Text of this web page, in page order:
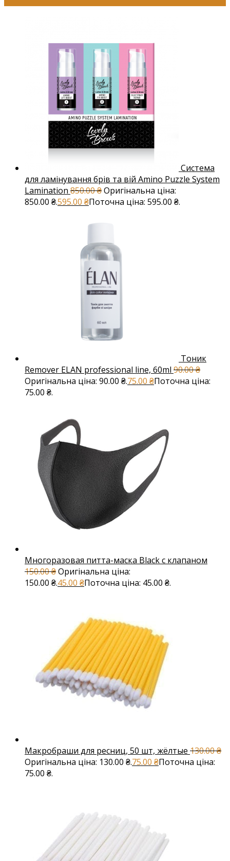
Система
для ламінування брів та вій Amino Puzzle System
Lamination 850.00₴Оригінальна ціна:
850.00 ₴.595.00 ₴Поточна ціна: 595.00 ₴.
Тоник
Remover ELAN professional line, 60ml 90.00₴
Оригінальна ціна: 90.00 ₴.75.00 ₴Поточна ціна:
75.00 ₴.
Многоразовая питта-маска Black с клапаном
150.00₴Оригінальна ціна:
150.00 ₴.45.00 ₴Поточна ціна: 45.00 ₴.
Макробраши для ресниц, 50 шт, жёлтые 130.00₴
Оригінальна ціна: 130.00 ₴.75.00 ₴Поточна ціна:
75.00 ₴.